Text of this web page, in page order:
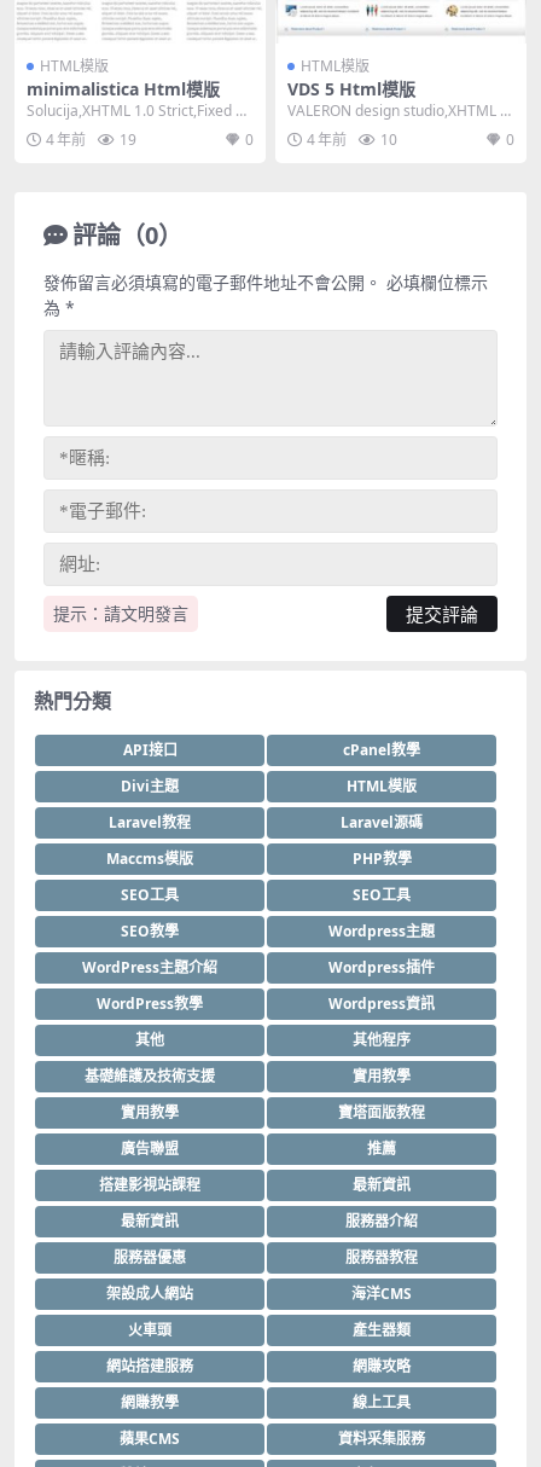
HTML模版
minimalistica Html模版
Solucija,XHTML 1.0 Strict,Fixed Wi
dth, M...
4 年前 19 0
HTML模版
VDS 5 Html模版
VALERON design studio,XHTML 1.
0 Transiti...
4 年前 10 0
評論（0）
提示：請文明發言
發佈留言必須填寫的電子郵件地址不會公開。 必填欄位標示
為 *
熱門分類
API接口
cPanel教學
Divi主題
HTML模版
Laravel教程
Laravel源碼
Maccms模版
PHP教學
SEO工具
SEO工具
SEO教學
Wordpress主題
WordPress主題介紹
Wordpress插件
WordPress教學
Wordpress資訊
其他
其他程序
基礎維護及技術支援
實用教學
實用教學
寶塔面版教程
廣告聯盟
推薦
搭建影視站課程
最新資訊
最新資訊
服務器介紹
服務器優惠
服務器教程
架設成人網站
海洋CMS
火車頭
產生器類
網站搭建服務
網賺攻略
網賺教學
線上工具
蘋果CMS
資料采集服務